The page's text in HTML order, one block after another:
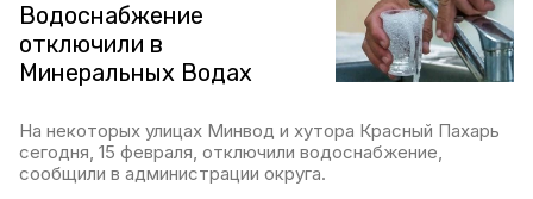
Водоснабжение
отключили в
Минеральных Водах
На некоторых улицах Минвод и хутора Красный Пахарь
сегодня, 15 февраля, отключили водоснабжение,
сообщили в администрации округа.